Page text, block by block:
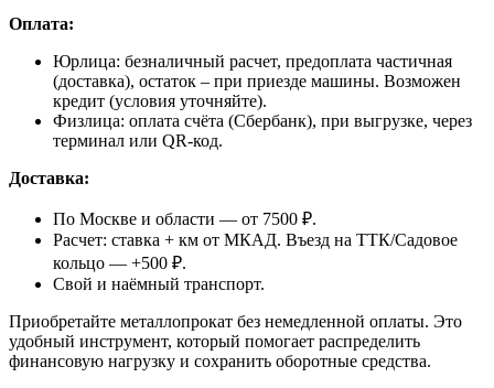
Оплата:
Юрлица: безналичный расчет, предоплата частичная
(доставка), остаток – при приезде машины. Возможен
кредит (условия уточняйте).
Физлица: оплата счёта (Сбербанк), при выгрузке, через
терминал или QR-код.
Доставка:
По Москве и области — от 7500 ₽.
Расчет: ставка + км от МКАД. Въезд на ТТК/Садовое
кольцо — +500 ₽.
Свой и наёмный транспорт.
Приобретайте металлопрокат без немедленной оплаты. Это
удобный инструмент, который помогает распределить
финансовую нагрузку и сохранить оборотные средства.